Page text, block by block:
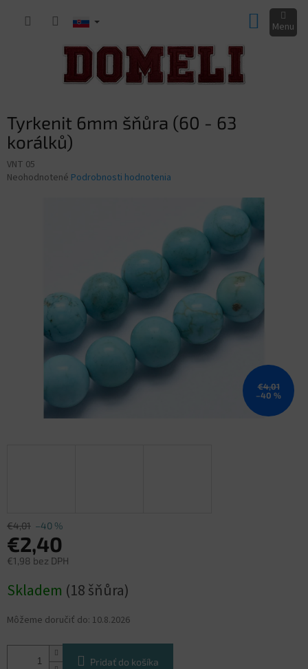
KOŠÍK
Tyrkenit 6mm šňůra (60 - 63
korálků)
VNT 05
Priemerné
Neohodnotené Podrobnosti hodnotenia
€4,01
–40 %
€4,01 –40 %
€2,40
€1,98 bez DPH
cena:
Skladem (18 šňůra)
Môžeme doručiť do: 10.8.2026
Pridať do košíka